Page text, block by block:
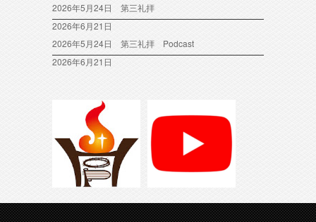
2026年5月24日 第三礼拝
2026年6月21日
2026年5月24日 第三礼拝 Podcast
2026年6月21日